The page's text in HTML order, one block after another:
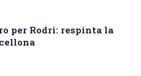
per Rodri: respinta la